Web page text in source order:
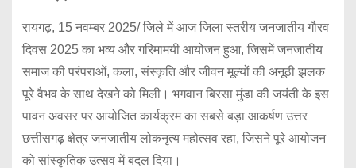
रायगढ़, 15 नवम्बर 2025/ जिले में आज जिला स्तरीय जनजातीय गौरव
दिवस 2025 का भव्य और गरिमामयी आयोजन हुआ, जिसमें जनजातीय
समाज की परंपराओं, कला, संस्कृति और जीवन मूल्यों की अनूठी झलक
पूरे वैभव के साथ देखने को मिली। भगवान बिरसा मुंडा की जयंती के इस
पावन अवसर पर आयोजित कार्यक्रम का सबसे बड़ा आकर्षण उत्तर
छत्तीसगढ़ क्षेत्र जनजातीय लोकनृत्य महोत्सव रहा, जिसने पूरे आयोजन
को सांस्कृतिक उत्सव में बदल दिया।